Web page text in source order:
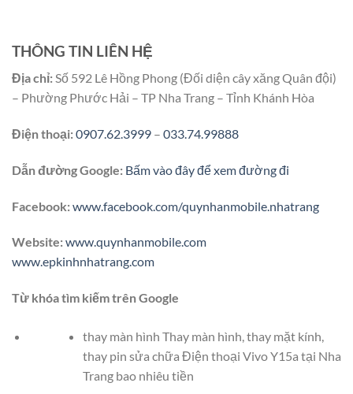
THÔNG TIN LIÊN HỆ
Địa chỉ:Số 592 Lê Hồng Phong (Đối diện cây xăng Quân đội)
– Phường Phước Hải – TP Nha Trang – Tỉnh Khánh Hòa
Điện thoại:0907.62.3999 – 033.74.99888
Dẫn đường Google: Bấm vào đây để xem đường đi
Facebook:www.facebook.com/quynhanmobile.nhatrang
Website:www.quynhanmobile.com
www.epkinhnhatrang.com
Từ khóa tìm kiếm trên Google
thay màn hình Thay màn hình, thay mặt kính,
thay pin sửa chữa Điện thoại Vivo Y15a tại Nha
Trang bao nhiêu tiền